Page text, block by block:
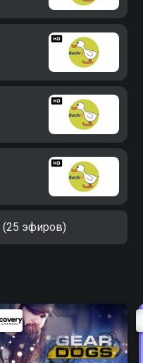
(25 эфиров)